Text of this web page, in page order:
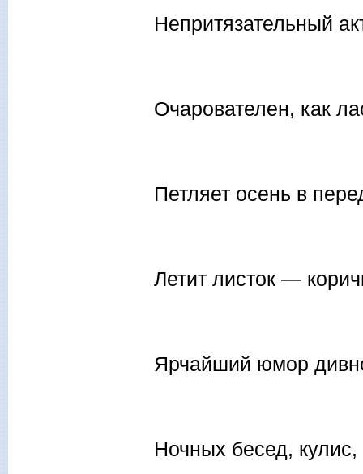
Непритязательный
Очарователен, как
Петляет осень в
Летит листок —
Ярчайший юмор
Ночных бесед,